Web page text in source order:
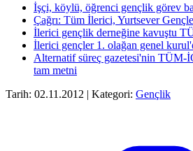
İşçi, köylü, öğrenci gençlik görev
Çağrı: Tüm İlerici, Yurtsever
İlerici gençlik derneğine kavuştu
İlerici gençler 1. olağan genel
Alternatif süreç gazetesi'nin TÜM-
tam metni
Tarih: 02.11.2012 | Kategori: Gençlik